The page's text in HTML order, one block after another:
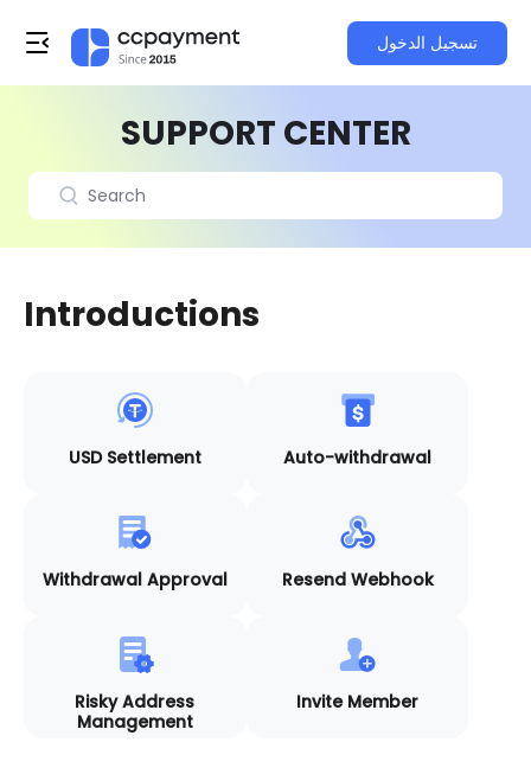
تسجيل الدخول
SUPPORT CENTER
Introductions
USD Settlement Auto-withdrawal
Withdrawal Approval Resend Webhook
Risky Address
Management
Invite Member